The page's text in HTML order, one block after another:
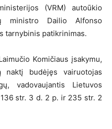
(VRM) autoūkio
ministro Dailio Alfonso
tarnybinis patikrinimas.
Komičiaus įsakymu,
budėjęs vairuotojas
vadovaujantis Lietuvos
str. 3 d. 2 p. ir 235 str. 2